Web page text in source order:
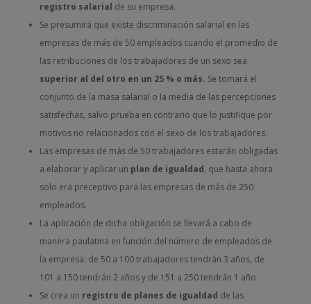
registro salarial de su empresa.
Se presumirá que existe discriminación salarial en las
empresas de más de 50 empleados cuando el promedio de
las retribuciones de los trabajadores de un sexo sea
superior al del otro en un 25 % o más. Se tomará el
conjunto de la masa salarial o la media de las percepciones
satisfechas, salvo prueba en contrario que lo justifique por
motivos no relacionados con el sexo de los trabajadores.
Las empresas de más de 50 trabajadores estarán obligadas
a elaborar y aplicar un plan de igualdad, que hasta ahora
solo era preceptivo para las empresas de más de 250
empleados.
La aplicación de dicha obligación se llevará a cabo de
manera paulatina en función del número de empleados de
la empresa: de 50 a 100 trabajadores tendrán 3 años, de
101 a 150 tendrán 2 años y de 151 a 250 tendrán 1 año.
Se crea un registro de planes de igualdad de las